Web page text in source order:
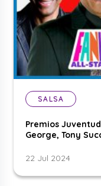
SALSA
Premios
George, Tony
22 Jul 2024